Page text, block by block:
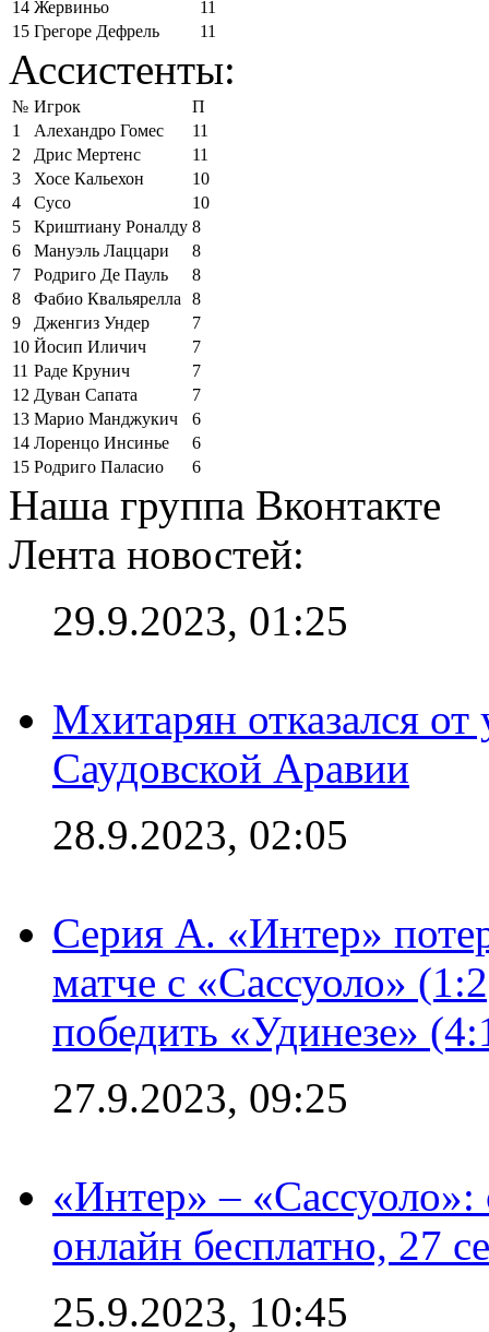
14 Жервиньо
11
15 Грегоре Дефрель 11
Ассистенты:
№ Игрок
П
1
Алехандро Гомес
11
2
Дрис Мертенс
11
3
Хосе Кальехон
10
4
Сусо
10
5
Криштиану Роналду 8
6
Мануэль Лаццари
8
7
Родриго Де Пауль
8
8
Фабио Квальярелла
8
9
Дженгиз Ундер
7
10 Йосип Иличич
7
11 Раде Крунич
7
12 Дуван Сапата
7
13 Марио Манджукич
6
14 Лоренцо Инсинье
6
15 Родриго Паласио 6
Наша группа Вконтакте
Лента новостей:
29.9.2023, 01:25
Мхитарян отказался от
Саудовской Аравии
28.9.2023, 02:05
Серия А. «Интер»
матче с «Сассуоло»
победить «Удинезе»
27.9.2023, 09:25
«Интер» –
онлайн бесплатно, 27
25.9.2023, 10:45